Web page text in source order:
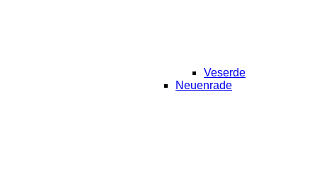
Veserde
Neuenrade